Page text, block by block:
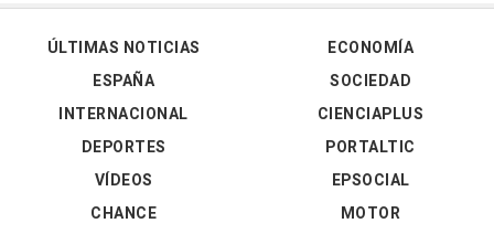
ÚLTIMAS NOTICIAS
ESPAÑA
INTERNACIONAL
DEPORTES
VÍDEOS
ECONOMÍA
SOCIEDAD
CIENCIAPLUS
PORTALTIC
EPSOCIAL
CHANCE
MOTOR